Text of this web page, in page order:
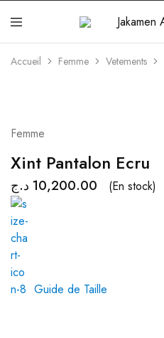
Jakamen
Algérie
Accueil Femme Vetements
Femme
Xint Pantalon Ecru
10,200.00 د.ج (En stock)
Guide de Taille